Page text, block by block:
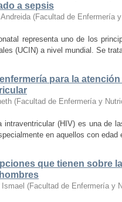
a sepsis
(Facultad de Enfermería
representa uno de los
(UCIN) a nivel mundial. Se
para la
(Facultad de Enfermería y
intraventricular (HIV) es una de
en aquellos con
que tienen sobre
(Facultad de Enfermería y